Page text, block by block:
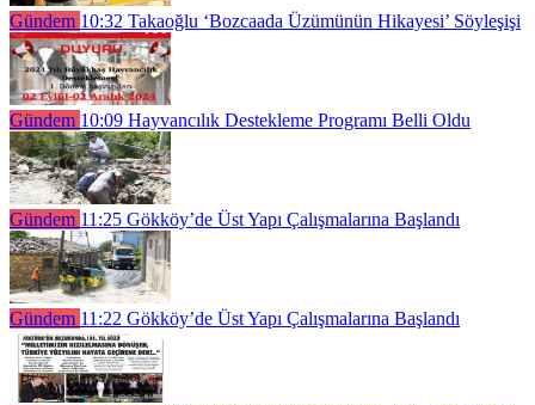
Gündem 10:32 Takaoğlu ‘Bozcaada Üzümünün Hikayesi’ Söyleşişi
Gündem 10:09 Hayvancılık Destekleme Programı Belli Oldu
Gündem 11:25 Gökköy’de Üst Yapı Çalışmalarına Başlandı
Gündem 11:22 Gökköy’de Üst Yapı Çalışmalarına Başlandı